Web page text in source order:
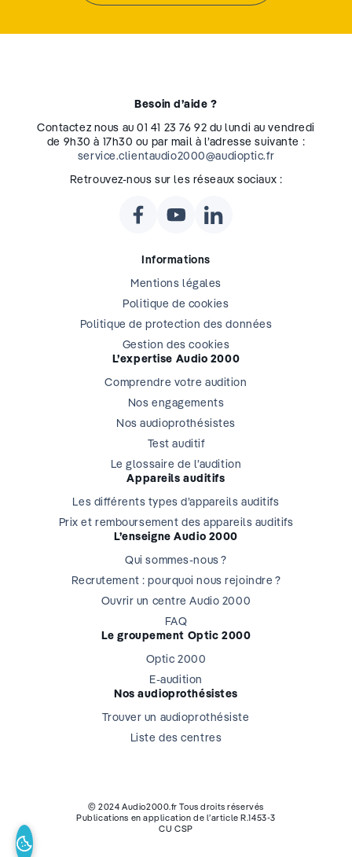
Besoin d’aide ?
Contactez nous au 01 41 23 76 92 du lundi au vendredi
de 9h30 à 17h30 ou par mail à l’adresse suivante :
service.clientaudio2000@audioptic.fr
Retrouvez-nous sur les réseaux sociaux :
Informations
Mentions légales
Politique de cookies
Politique de protection des données
Gestion des cookies
L’expertise Audio 2000
Comprendre votre audition
Nos engagements
Nos audioprothésistes
Test auditif
Le glossaire de l’audition
Appareils auditifs
Les différents types d’appareils auditifs
Prix et remboursement des appareils auditifs
L’enseigne Audio 2000
Qui sommes-nous ?
Recrutement : pourquoi nous rejoindre ?
Ouvrir un centre Audio 2000
FAQ
Le groupement Optic 2000
Optic 2000
E-audition
Nos audioprothésistes
Trouver un audioprothésiste
Liste des centres
© 2024 Audio2000.fr Tous droits réservés
Publications en application de l’article R.1453-3
CU CSP